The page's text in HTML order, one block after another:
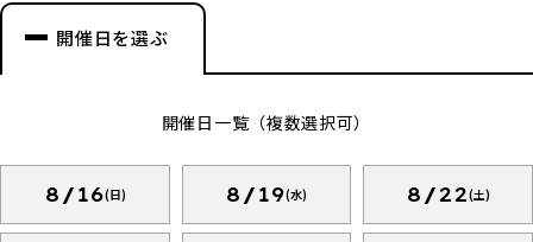
開催日を選ぶ
開催日一覧（複数選択可）
8/16(日) 8/19(水) 8/22(土)